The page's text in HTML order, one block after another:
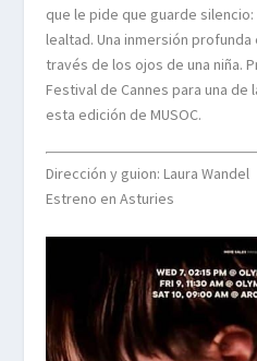
que le pide que guarde
lealtad. Una inmersión
través de los ojos de una niña.
Festival de Cannes para una
esta edición de MUSOC.
Dirección y guion:Laura Wandel
Estreno en Asturies